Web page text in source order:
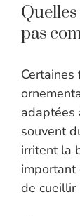
pas
adaptées
souvent
irritent la
important
de cueillir